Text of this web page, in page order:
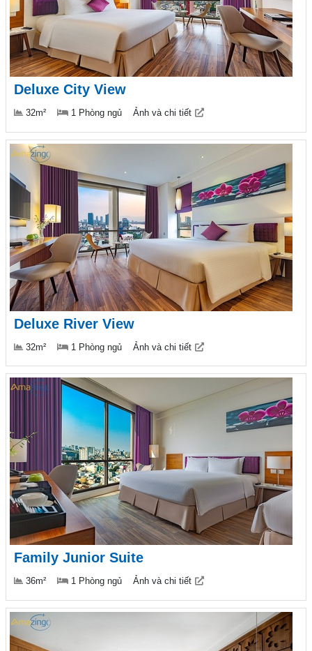
Deluxe City View
32m² 1 Phòng ngủ Ảnh và chi tiết
Deluxe River View
32m² 1 Phòng ngủ Ảnh và chi tiết
Family Junior Suite
36m² 1 Phòng ngủ Ảnh và chi tiết